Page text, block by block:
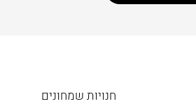
חנויות שמחונים